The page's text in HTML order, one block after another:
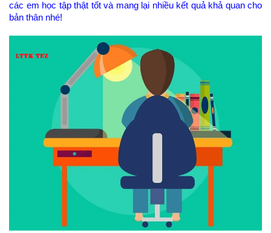
các em học tập thật tốt và mang lại nhiều kết quả khả quan cho
bản thân nhé!